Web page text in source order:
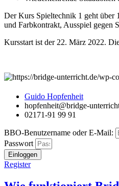
Der Kurs Spieltechnik 1 geht über
und Farbkontrakt, Ausspiel gegen
Kursstart ist der 22. März 2022.
Guido Hopfenheit
hopfenheit@bridge-
02171-91 99 91
BBO-Benutzername oder E-Mail:
Passwort
Einloggen
Register